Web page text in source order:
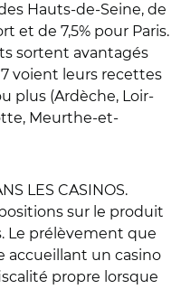
Hauts-de-Seine, de
et de 7,5% pour Paris.
sortent avantagés
voient leurs recettes
plus (Ardèche, Loir-
Meurthe-et-
LES CASINOS.
sur le produit
Le prélèvement que
accueillant un casino
propre lorsque